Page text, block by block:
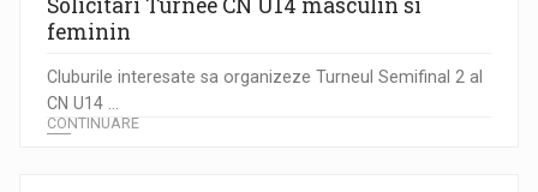
feminin
Cluburile interesate sa organizeze Turneul Semifinal 2 al
CN U14 ...
CONTINUARE